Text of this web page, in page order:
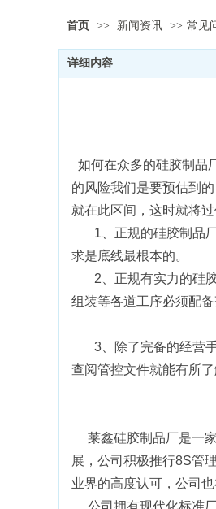
首页 >> 新闻资讯 >> 常见
详细内容
如何在众多的硅胶制品
的风险我们是要预估到
就在此区间，这时就将
1、正规的硅胶制品厂
求是底线最根本的。
2、正规有实力的硅
组装等各道工序必须配
3、除了完备的经营手
查阅管控文件就能有所了
莱鑫硅胶制品厂是一家
展，公司积极推行8S管
业界的高度认可，公司
公司拥有现代化标准厂